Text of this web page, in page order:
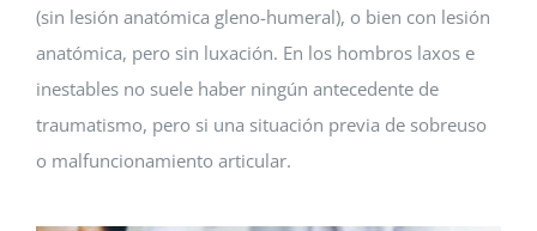
(sin lesión anatómica gleno-humeral), o bien con lesión
anatómica, pero sin luxación. En los hombros laxos e
inestables no suele haber ningún antecedente de
traumatismo, pero si una situación previa de sobreuso
o malfuncionamiento articular.